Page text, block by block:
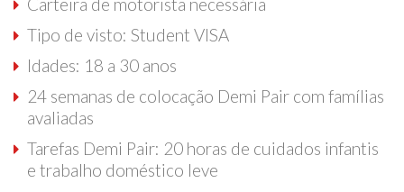
Tipo de visto: Student VISA
Idades: 18 a 30 anos
24 semanas de colocação Demi Pair com famílias
avaliadas
Tarefas Demi Pair: 20 horas de cuidados infantis
e trabalho doméstico leve